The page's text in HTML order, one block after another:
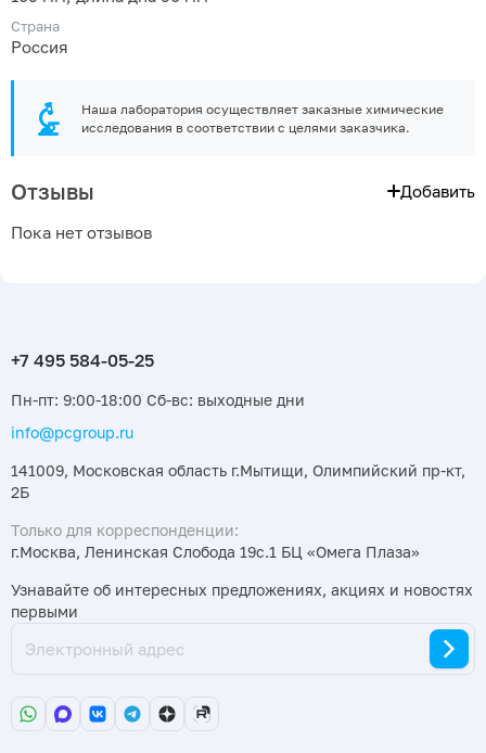
Страна
Россия
Наша лаборатория осуществляет заказные химические
исследования в соответствии с целями заказчика.
Отзывы Добавить
Пока нет отзывов
Пн-пт: 9:00-18:00 Сб-вс: выходные дни
info@pcgroup.ru
141009, Московская область г.Мытищи, Олимпийский пр-кт,
2Б
Только для корреспонденции:
г.Москва, Ленинская Слобода 19с.1 БЦ «Омега Плаза»
Узнавайте об интересных предложениях, акциях и новостях
первыми